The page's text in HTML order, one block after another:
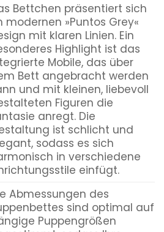
Bettchen präsentiert sich
modernen »Puntos Grey«
mit klaren Linien. Ein
Highlight ist das
Mobile, das über
Bett angebracht werden
und mit kleinen, liebevoll
Figuren die
anregt. Die
ist schlicht und
sodass es sich
in verschiedene
einfügt.
Abmessungen des
sind optimal auf
Puppengrößen